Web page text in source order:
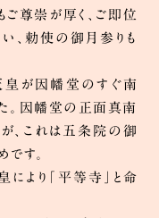
尊崇が厚く、ご即位
い、勅使の御月参りも
が因幡堂のすぐ南
た。因幡堂の正面真南
、これは五条院の御
す。
より「平等寺」と命